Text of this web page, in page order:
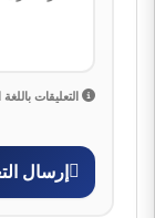
التعليقات
إرسال